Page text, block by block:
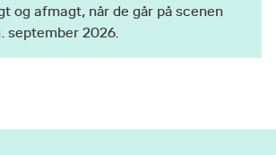
og afmagt, når de går på scenen
september 2026.